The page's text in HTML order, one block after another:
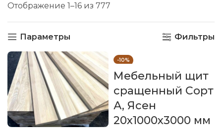
Отображение 1–16 из 777
Параметры Фильтры
-10%
Мебельный щит
сращенный Сорт
А, Ясен
20х1000х3000 мм